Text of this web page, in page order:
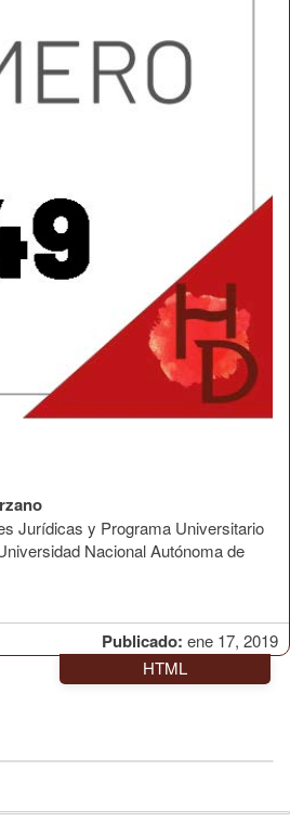
Publicado: ene 17, 2019
Jurídicas y Programa Universitario
Nacional Autónoma de
HTML